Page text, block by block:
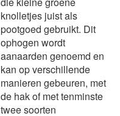
knolletjes juist als
pootgoed gebruikt. Dit
ophogen wordt
aanaarden genoemd en
kan op verschillende
manieren gebeuren, met
de hak of met tenminste
twee soorten